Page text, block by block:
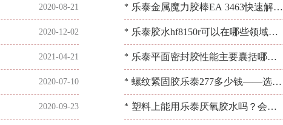
2020-08-21 * 乐泰金属魔力胶棒EA 3463快速解决
穿孔泄漏问题[百乐粘胶]
2020-12-02 * 乐泰胶水hf8150r可以在哪些领域中
应用？[百乐粘胶]
2021-04-21 * 乐泰平面密封胶性能主要囊括哪些
方面？找[百乐粘胶]一举多得
2020-07-10 * 螺纹紧固胶乐泰277多少钱——选择
[百乐粘胶]购买安心可靠
2020-09-23 * 塑料上能用乐泰厌氧胶水吗？会不